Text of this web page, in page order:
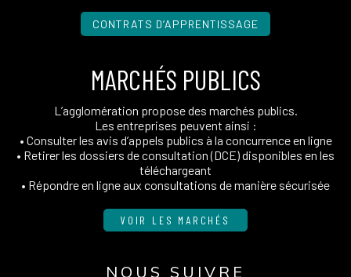
CONTRATS D’APPRENTISSAGE
MARCHÉS PUBLICS
L’agglomération propose des marchés publics.
Les entreprises peuvent ainsi :
• Consulter les avis d’appels publics à la concurrence en ligne
• Retirer les dossiers de consultation (DCE) disponibles en les
téléchargeant
• Répondre en ligne aux consultations de manière sécurisée
VOIR LES MARCHÉS
NOUS SUIVRE